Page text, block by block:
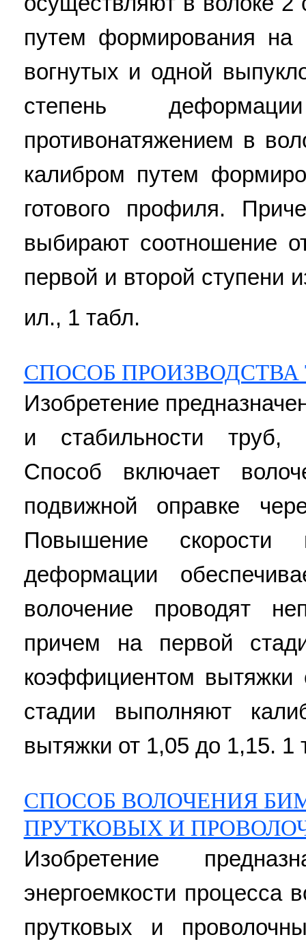
путем формирования на
вогнутых и одной
степень
противонатяжением в
калибром путем
готового профиля.
выбирают соотношение
первой и второй ступени
ил., 1 табл.
СПОСОБ ПРОИЗВОДСТВА
Изобретение
и стабильности труб,
Способ включает
подвижной оправке
Повышение скорости
деформации
волочение проводят
причем на первой
коэффициентом
стадии выполняют
вытяжки от 1,05 до 1,15. 1
СПОСОБ ВОЛОЧЕНИЯ
ПРУТКОВЫХ И
Изобретение
энергоемкости процесса
прутковых и